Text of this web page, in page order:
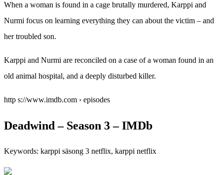
When a woman is found in a cage brutally murdered, Karppi and
Nurmi focus on learning everything they can about the victim – and
her troubled son.
Karppi and Nurmi are reconciled on a case of a woman found in an
old animal hospital, and a deeply disturbed killer.
http s://www.imdb.com › episodes
Deadwind – Season 3 – IMDb
Keywords: karppi säsong 3 netflix, karppi netflix